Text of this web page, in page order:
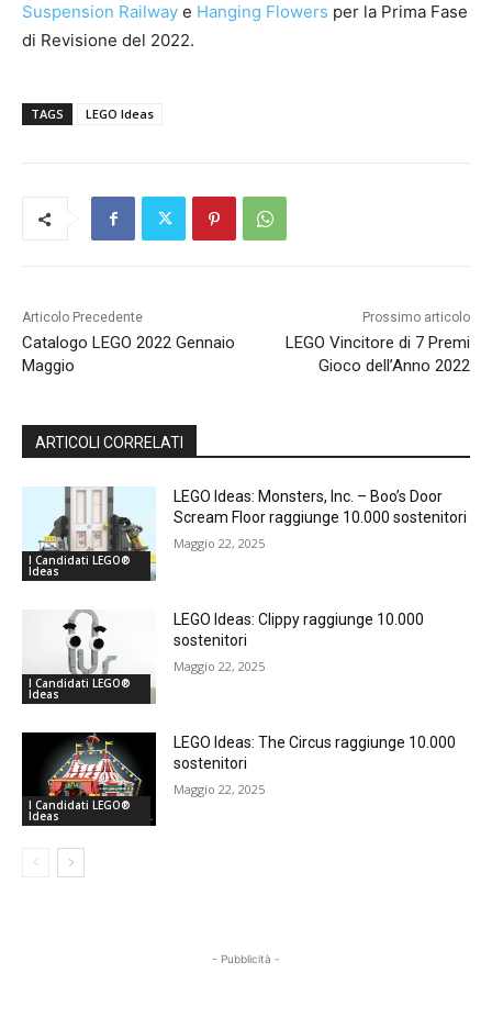
Suspension Railway e Hanging Flowers per la Prima Fase
di Revisione del 2022.
TAGS LEGO Ideas
Articolo Precedente
Catalogo LEGO 2022 Gennaio
Maggio
Prossimo articolo
LEGO Vincitore di 7 Premi
Gioco dell’Anno 2022
ARTICOLI CORRELATI
I Candidati LEGO®
Ideas
LEGO Ideas: Monsters, Inc. – Boo’s Door
Scream Floor raggiunge 10.000 sostenitori
Maggio 22, 2025
I Candidati LEGO®
Ideas
LEGO Ideas: Clippy raggiunge 10.000
sostenitori
Maggio 22, 2025
I Candidati LEGO®
Ideas
LEGO Ideas: The Circus raggiunge 10.000
sostenitori
Maggio 22, 2025
- Pubblicità -